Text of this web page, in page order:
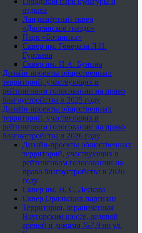
отдыха
Ландшафтный сквер
«Дворянское гнездо»
Парк «Ботаника»
Сквер им. Генерала Л.Н.
Гуртьева
Сквер им. И.А. Бунина
Дизайн-проекты общественных
территорий, участвующих в
рейтинговом голосовании на право
благоустройства в 2025 году
Дизайн-проекты общественных
территорий, участвующих в
рейтинговом голосовании на право
благоустройства в 2026 году
Дизайн-проекты общественных
территорий, участвующих в
рейтинговом голосовании на
право благоустройства в 2026
году
Сквер им. Н. С. Лескова
Сквер Орловских партизан
Территория, ограниченная
Наугорским шоссе, ледовой
ареной и домами №7,9 по ул.